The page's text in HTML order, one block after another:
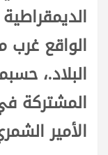
الواقع
البلاد.،
المشتركة
الأمير